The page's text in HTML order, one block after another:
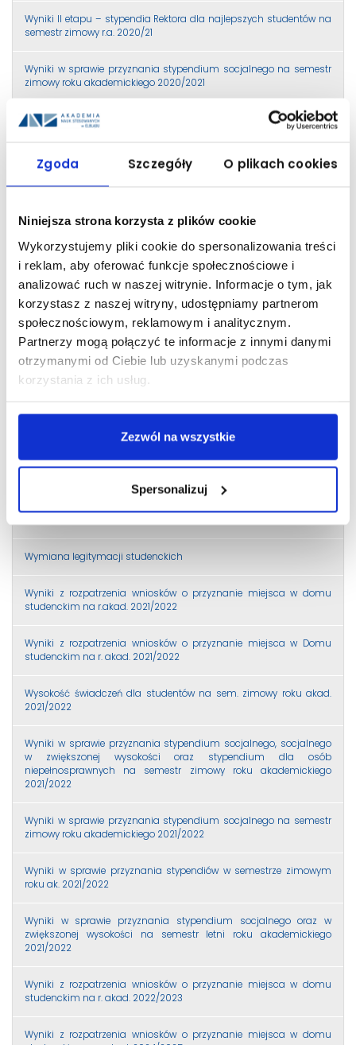
Zgoda Szczegóły O plikach cookies
Niniejsza strona korzysta z plików cookie
Wykorzystujemy pliki cookie do spersonalizowania treści
i reklam, aby oferować funkcje społecznościowe i
analizować ruch w naszej witrynie. Informacje o tym, jak
korzystasz z naszej witryny, udostępniamy partnerom
społecznościowym, reklamowym i analitycznym.
Partnerzy mogą połączyć te informacje z innymi danymi
otrzymanymi od Ciebie lub uzyskanymi podczas
korzystania z ich usług.
Zezwól na wszystkie
Spersonalizuj
Wyniki II etapu – stypendia Rektora dla najlepszych studentów na
semestr zimowy r.a. 2020/21
Wyniki w sprawie przyznania stypendium socjalnego na semestr
zimowy roku akademickiego 2020/2021
Studencie! 10 marca 2021 mija termin składania wniosków o
Liczba 10% uprawnionych do stypendium Rektora na semestr letni
roku akademickiego 2020/2021
Przyjmowanie wniosków o stypendium Rektora na semestr letni
Liczenie średniej dla studentów studiów II stopnia
Przedłużony termin składania wniosków o stypendium Rektora dla
studentów kierunku Studia menadżersko-prawne II stopnia
Wyniki w sprawie przyznania stypendium socjalnego oraz
socjalnego w zwiększonej wysokości na semestr letni roku
akademickiego 2020/2021
2020/21
Wymiana legitymacji studenckich
Wyniki z rozpatrzenia wniosków o przyznanie miejsca w domu
studenckim na r.akad. 2021/2022
Wyniki z rozpatrzenia wniosków o przyznanie miejsca w Domu
studenckim na r. akad. 2021/2022
Wysokość świadczeń dla studentów na sem. zimowy roku akad.
2021/2022
Wyniki w sprawie przyznania stypendium socjalnego, socjalnego
w zwiększonej wysokości oraz stypendium dla osób
niepełnosprawnych na semestr zimowy roku akademickiego
2021/2022
Wyniki w sprawie przyznania stypendium socjalnego na semestr
zimowy roku akademickiego 2021/2022
Wyniki w sprawie przyznania stypendiów w semestrze zimowym
roku ak. 2021/2022
Wyniki w sprawie przyznania stypendium socjalnego oraz w
zwiększonej wysokości na semestr letni roku akademickiego
2021/2022
Wyniki z rozpatrzenia wniosków o przyznanie miejsca w domu
studenckim na r. akad. 2022/2023
Wyniki z rozpatrzenia wniosków o przyznanie miejsca w domu